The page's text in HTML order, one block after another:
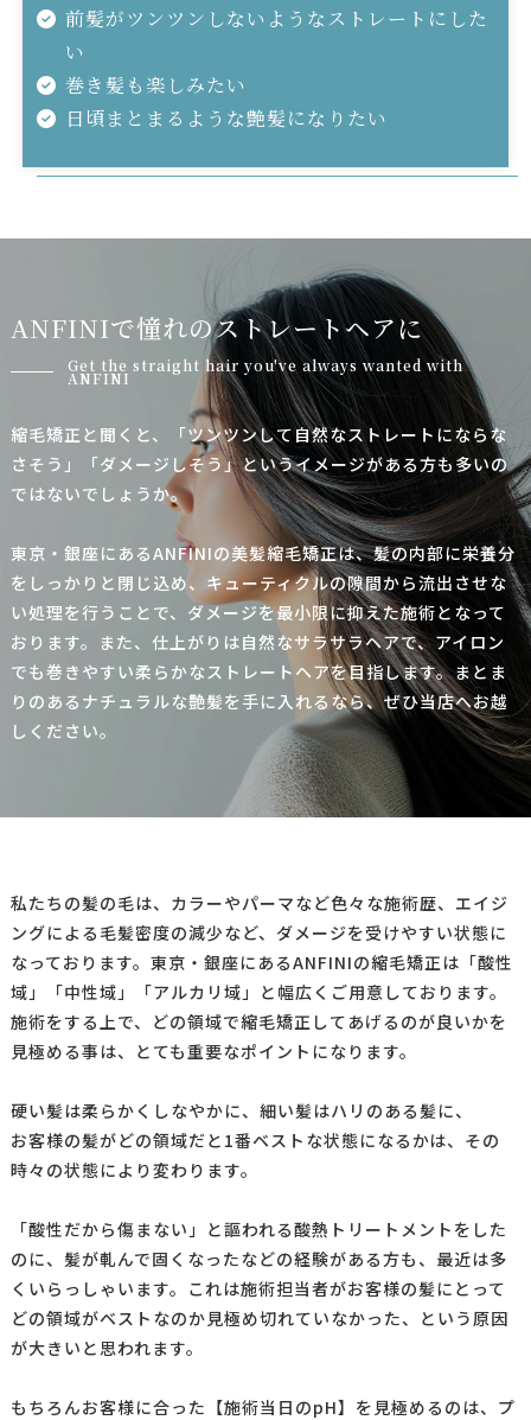
前髪がツンツンしないようなストレートにした
い
巻き髪も楽しみたい
日頃まとまるような艶髪になりたい
ANFINIで憧れのストレートヘアに
Get the straight hair you've always wanted with
ANFINI
縮毛矯正と聞くと、「ツンツンして自然なストレートにならな
さそう」「ダメージしそう」というイメージがある方も多いの
ではないでしょうか。
東京・銀座にあるANFINIの美髪縮毛矯正は、髪の内部に栄養分
をしっかりと閉じ込め、キューティクルの隙間から流出させな
い処理を行うことで、ダメージを最小限に抑えた施術となって
おります。
また、仕上がりは自然なサラサラヘアで、アイロン
でも巻きやすい柔らかなストレートヘアを目指します。まとま
りのあるナチュラルな艶髪を手に入れるなら、ぜひ当店へお越
しください。
私たちの髪の毛は、カラーやパーマなど色々な施術歴、エイジ
ングによる毛髪密度の減少など、ダメージを受けやすい状態に
なっております。東京・銀座にあるANFINIの縮毛矯正は「酸性
域」「中性域」「アルカリ域」と幅広くご用意しております。
施術をする上で、どの領域で縮毛矯正してあげるのが良いかを
見極める事は、とても重要なポイントになります。
硬い髪は柔らかくしなやかに、細い髪はハリのある髪に、
お客様の髪がどの領域だと1番ベストな状態になるかは、その
時々の状態により変わります。
「酸性だから傷まない」と謳われる酸熱トリートメントをした
のに、髪が軋んで固くなったなどの経験がある方も、最近は多
くいらっしゃいます。これは施術担当者がお客様の髪にとって
どの領域がベストなのか見極め切れていなかった、という原因
が大きいと思われます。
もちろんお客様に合った【施術当日のpH】を見極めるのは、プ